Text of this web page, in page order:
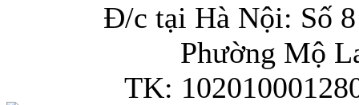
Đ/c tại Hà Nội: Số
Phường Mộ
TK: